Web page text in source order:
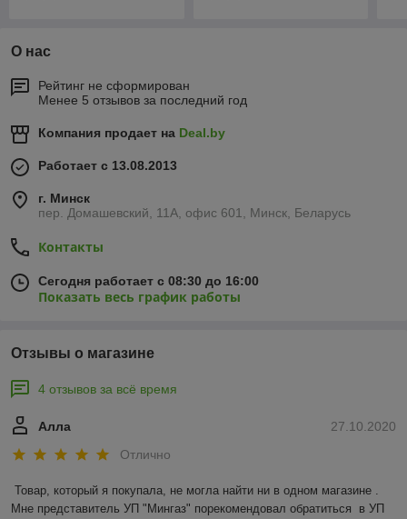
О нас
Рейтинг не сформирован
Менее 5 отзывов за последний год
Компания продает на Deal.by
Работает с 13.08.2013
г. Минск
пер. Домашевский, 11А, офис 601, Минск, Беларусь
Контакты
Сегодня работает с 08:30 до 16:00
Показать весь график работы
Отзывы о магазине
4 отзывов за всё время
27.10.2020
Алла
Отлично
Товар, который я покупала, не могла найти ни в одном магазине .
Мне представитель УП "Мингаз" порекомендовал обратиться  в УП